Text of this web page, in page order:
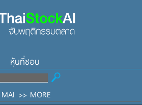
หุ้นที่ชอบ
MAI >> MORE